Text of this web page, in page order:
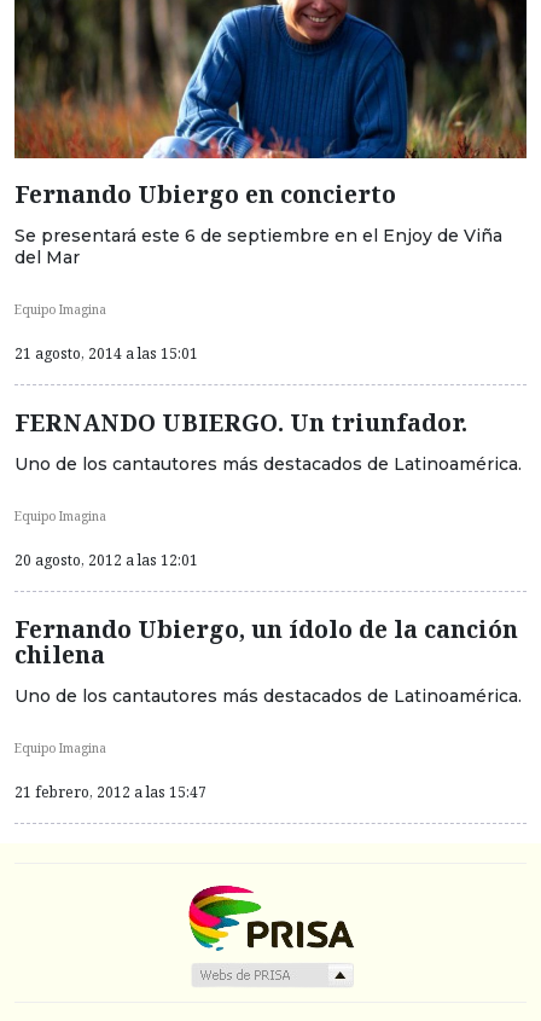
Fernando Ubiergo en concierto
Se presentará este 6 de septiembre en el Enjoy de Viña
del Mar
Equipo Imagina
21 agosto, 2014 a las 15:01
FERNANDO UBIERGO. Un triunfador.
Uno de los cantautores más destacados de Latinoamérica.
Equipo Imagina
20 agosto, 2012 a las 12:01
Fernando Ubiergo, un ídolo de la canción
chilena
Uno de los cantautores más destacados de Latinoamérica.
Equipo Imagina
21 febrero, 2012 a las 15:47